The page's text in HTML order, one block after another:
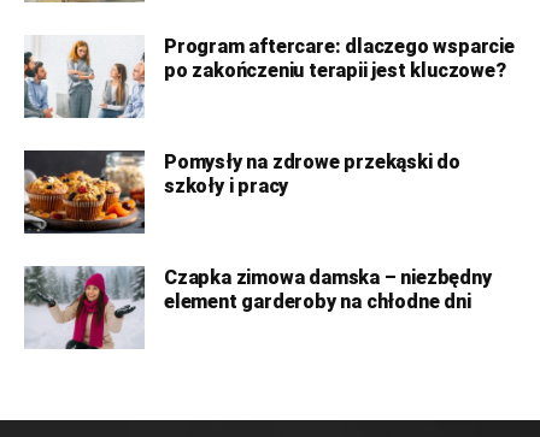
Program aftercare: dlaczego wsparcie
po zakończeniu terapii jest kluczowe?
Pomysły na zdrowe przekąski do
szkoły i pracy
Czapka zimowa damska – niezbędny
element garderoby na chłodne dni